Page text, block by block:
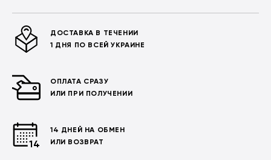
ДОСТАВКА В ТЕЧЕНИИ
1 ДНЯ ПО ВСЕЙ УКРАИНЕ
ОПЛАТА СРАЗУ
ИЛИ ПРИ ПОЛУЧЕНИИ
14 ДНЕЙ НА ОБМЕН
ИЛИ ВОЗВРАТ